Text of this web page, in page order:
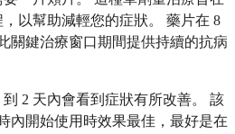
以幫助減輕您的症狀。 藥片在 8
關鍵治療窗口期間提供持續的抗病
2 天內會看到症狀有所改善。 該
內開始使用時效果最佳，最好是在